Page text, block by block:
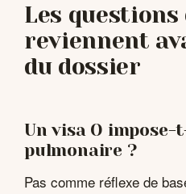
Les questions
reviennent
du dossier
Un visa O
pulmonaire ?
Pas comme réflexe de